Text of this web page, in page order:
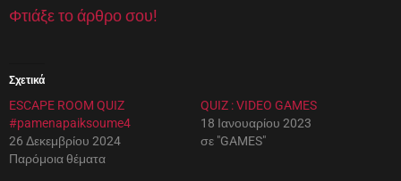
Φτιάξε το άρθρο σου!
Σχετικά
ESCAPE ROOM QUIZ
#pamenapaiksoume4
26 Δεκεμβρίου 2024
Παρόμοια θέματα
QUIZ : VIDEO GAMES
18 Ιανουαρίου 2023
σε "GAMES"